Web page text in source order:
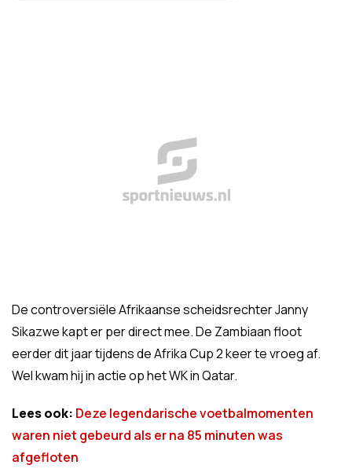
De controversiële Afrikaanse scheidsrechter Janny
Sikazwe kapt er per direct mee. De Zambiaan floot
eerder dit jaar tijdens de Afrika Cup 2 keer te vroeg af.
Wel kwam hij in actie op het WK in Qatar.
Lees ook: Deze legendarische voetbalmomenten
waren niet gebeurd als er na 85 minuten was
afgefloten